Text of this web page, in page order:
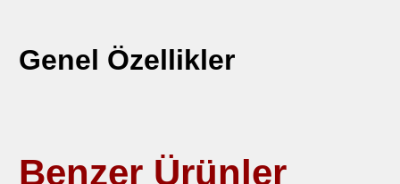
Genel Özellikler
Benzer Ürünler